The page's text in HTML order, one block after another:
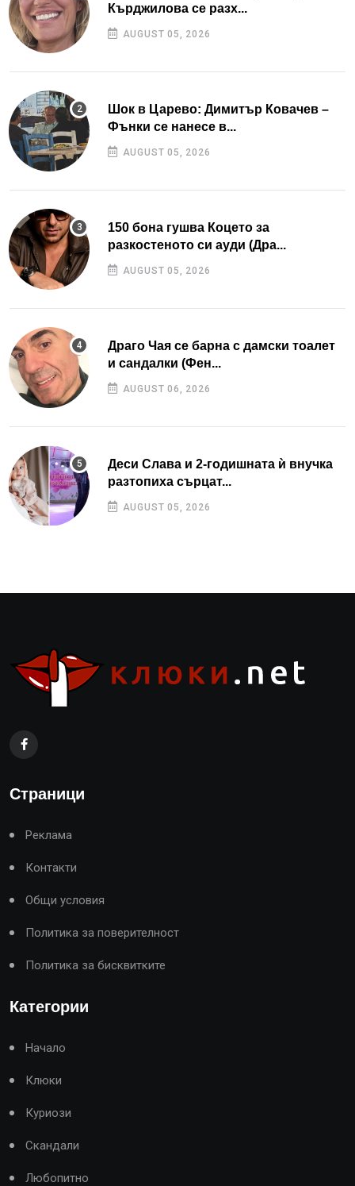
Кърджилова се разх...
AUGUST 05, 2026
Шок в Царево: Димитър Ковачев –
Фънки се нанесе в...
AUGUST 05, 2026
150 бона гушва Коцето за
разкостеното си ауди (Дра...
AUGUST 05, 2026
Драго Чая се барна с дамски тоалет
и сандалки (Фен...
AUGUST 06, 2026
Деси Слава и 2-годишната ѝ внучка
разтопиха сърцат...
AUGUST 05, 2026
Страници
Реклама
Контакти
Общи условия
Политика за поверителност
Политика за бисквитките
Категории
Начало
Клюки
Куриози
Скандали
Любопитно